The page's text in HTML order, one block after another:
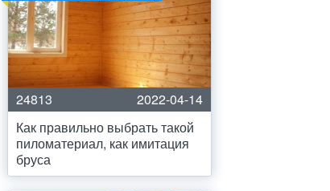
24813
2022-04-14
Как правильно выбрать такой
пиломатериал, как имитация
бруса